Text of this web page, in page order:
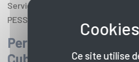
Service Emploi - 2 rue Eugène et
PESSAC
Permanence de
Cubzac
Ce site utilise